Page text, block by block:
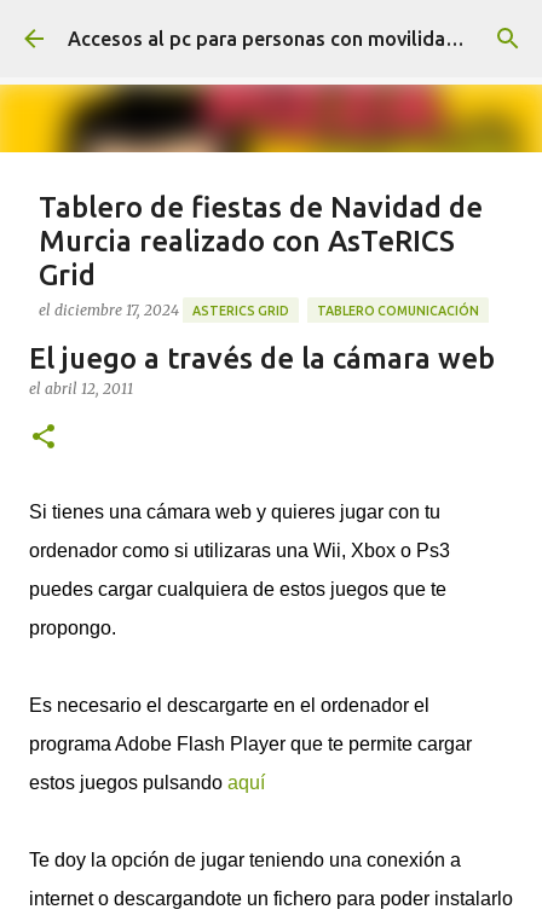
Ir al contenido principal Accesos al pc para personas con movilidad reducida
Tablero de fiestas de Navidad de
Murcia realizado con AsTeRICS
Grid
el diciembre 17, 2024 ASTERICS GRID TABLERO COMUNICACIÓN
Tablero de comunicación sobre las fiestas de Navidad
con elementos que son típicos de Murcia, realizado
https://acortar.link/Sw8BzT
El juego a través de la cámara web
el abril 12, 2011
Si tienes una cámara web y quieres jugar con tu
ordenador como si utilizaras una Wii, Xbox o Ps3
puedes cargar cualquiera de estos juegos que te
propongo.
Es necesario el descargarte en el ordenador el
programa Adobe Flash Player que te permite cargar
estos juegos pulsando aquí
Te doy la opción de jugar teniendo una conexión a
internet o descargandote un fichero para poder instalarlo